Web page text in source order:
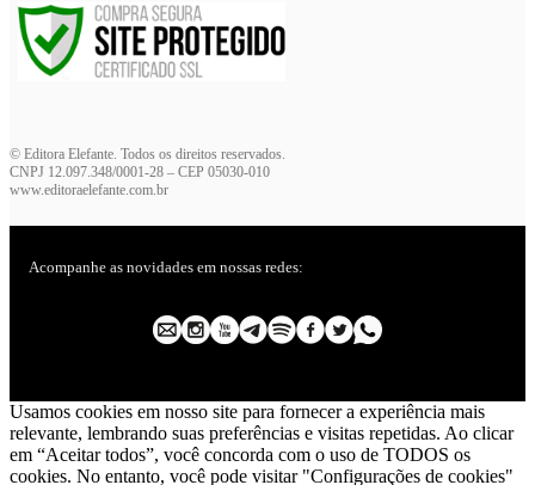
© Editora Elefante. Todos os direitos reservados.
CNPJ 12.097.348/0001-28 – CEP 05030-010
www.editoraelefante.com.br
Acompanhe as novidades em nossas redes:
Usamos cookies em nosso site para fornecer a experiência mais
relevante, lembrando suas preferências e visitas repetidas. Ao clicar
em “Aceitar todos”, você concorda com o uso de TODOS os
cookies. No entanto, você pode visitar "Configurações de cookies"